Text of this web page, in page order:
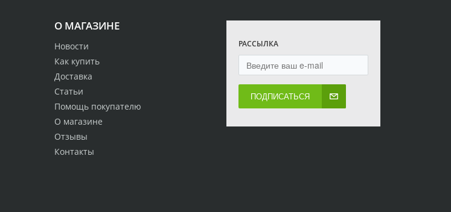
О МАГАЗИНЕ
Новости
Как купить
Доставка
Статьи
Помощь покупателю
О магазине
Отзывы
Контакты
РАССЫЛКА
ПОДПИСАТЬСЯ